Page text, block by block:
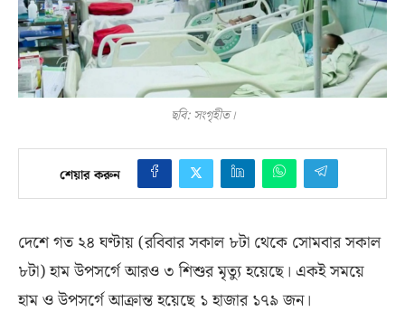
ছবি: সংগৃহীত।
শেয়ার করুন
দেশে গত ২৪ ঘণ্টায়(রবিবার সকাল ৮টা থেকে সোমবার সকাল
৮টা)হাম উপসর্গে আরও ৩ শিশুর মৃত্যু হয়েছে। একই সময়ে
হাম ও উপসর্গে আক্রান্ত হয়েছে ১ হাজার ১৭৯ জন।